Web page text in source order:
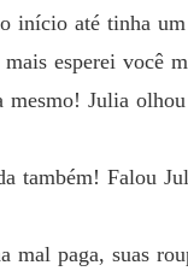
início até tinha
esperei você
mesmo! Julia
também! Falou
paga, suas